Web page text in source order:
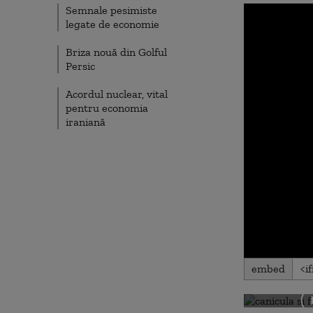
Semnale pesimiste
legate de economie
Briza nouă din Golful
Persic
Acordul nuclear, vital
pentru economia
iraniană
0
seconds
0
seconds
embed